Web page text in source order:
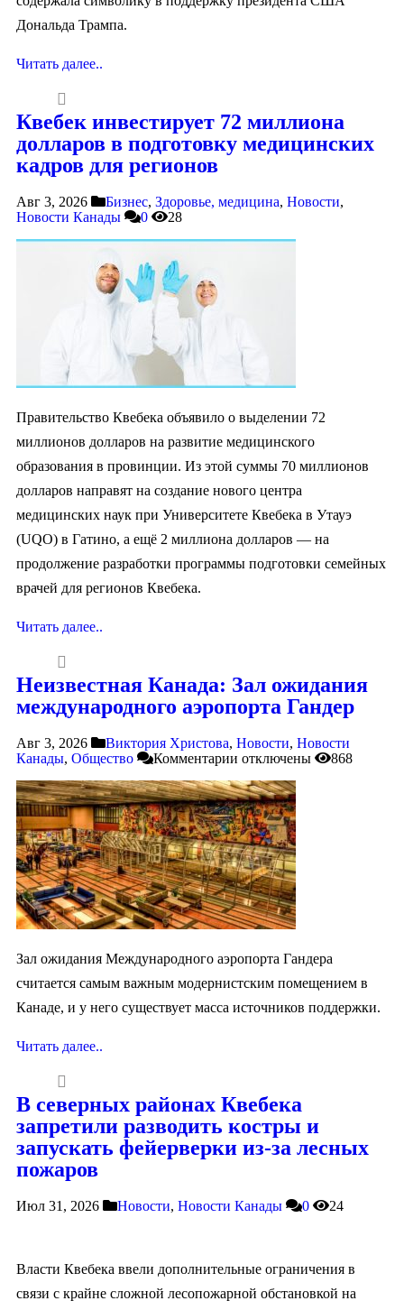
Дональда Трампа.
Читать далее..
Квебек инвестирует 72 миллиона
долларов в подготовку медицинских
кадров для регионов
Авг 3, 2026 Бизнес, Здоровье, медицина, Новости,
Новости Канады
0 28
Правительство Квебека объявило о выделении 72
миллионов долларов на развитие медицинского
образования в провинции. Из этой суммы 70 миллионов
долларов направят на создание нового центра
медицинских наук при Университете Квебека в Утауэ
(UQO) в Гатино, а ещё 2 миллиона долларов — на
продолжение разработки программы подготовки семейных
врачей для регионов Квебека.
Читать далее..
Неизвестная Канада: Зал ожидания
международного аэропорта Гандер
Авг 3, 2026 Виктория Христова, Новости, Новости
Канады, Общество Комментарии отключены 868
Зал ожидания Международного аэропорта Гандера
считается самым важным модернистским помещением в
Канаде, и у него существует масса источников поддержки.
Читать далее..
В северных районах Квебека
запретили разводить костры и
запускать фейерверки из-за лесных
пожаров
Июл 31, 2026 Новости, Новости Канады 0 24
Власти Квебека ввели дополнительные ограничения в
связи с крайне сложной лесопожарной обстановкой на